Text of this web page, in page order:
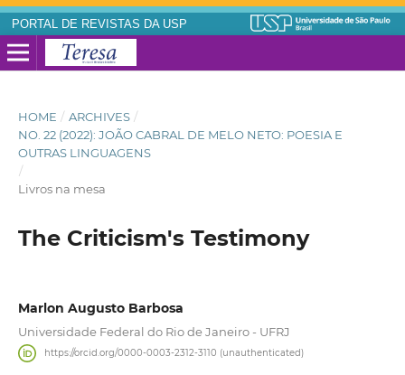
PORTAL DE REVISTAS DA USP
HOME / ARCHIVES /
NO. 22 (2022): JOÃO CABRAL DE MELO NETO: POESIA E
OUTRAS LINGUAGENS
/
Livros na mesa
The Criticism's Testimony
Marlon Augusto Barbosa
Universidade Federal do Rio de Janeiro - UFRJ
https://orcid.org/0000-0003-2312-3110 (unauthenticated)